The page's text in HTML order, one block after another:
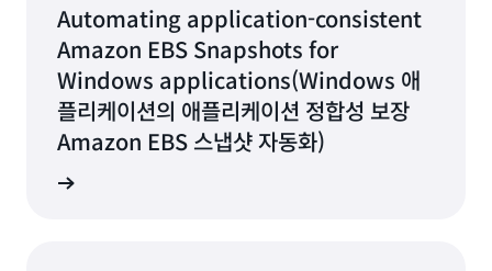
Automating application-consistent
Amazon EBS Snapshots for
Windows applications(Windows 애
플리케이션의 애플리케이션 정합성 보장
Amazon EBS 스냅샷 자동화)